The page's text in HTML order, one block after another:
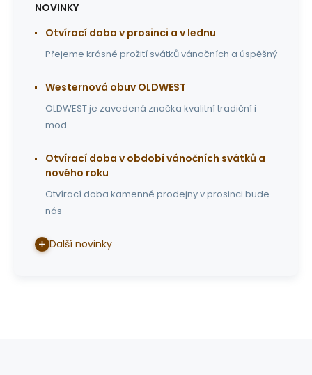
NOVINKY
Otvírací doba v prosinci a v lednu
Přejeme krásné prožití svátků vánočních a úspěšný
Westernová obuv OLDWEST
OLDWEST je zavedená značka kvalitní tradiční i
mod
Otvírací doba v období vánočních svátků a
nového roku
Otvírací doba kamenné prodejny v prosinci bude
nás
Další novinky